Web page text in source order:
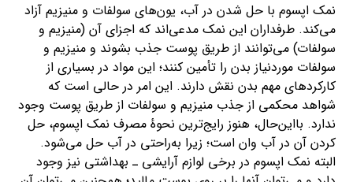
نمک اپسوم با حل‌ شدن در آب، یون‌های سولفات و منیزیم آزاد
می‌کند. طرفداران این نمک مدعی‌اند که اجزای آن (منیزیم و
سولفات) می‌توانند از طریق پوست جذب بشوند و منیزیم و
سولفات موردنیاز بدن را تأمین کنند؛ این مواد در بسیاری از
کارکردهای مهم بدن نقش دارند. این امر در حالی است که
شواهد محکمی از جذب منیزیم و سولفات از طریق پوست وجود
ندارد. بااین‌حال، هنوز رایج‌ترین نحوهٔ مصرف نمک اپسوم، حل‌
کردن آن در آب وان است؛ زیرا به‌راحتی در آب حل می‌شود.
البته نمک اپسوم در برخی لوازم آرایشی ـ بهداشتی نیز وجود